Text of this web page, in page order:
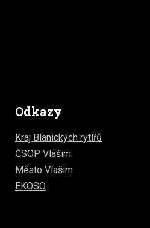
Odkazy
Kraj Blanických rytířů
ČSOP Vlašim
Město Vlašim
EKOSO